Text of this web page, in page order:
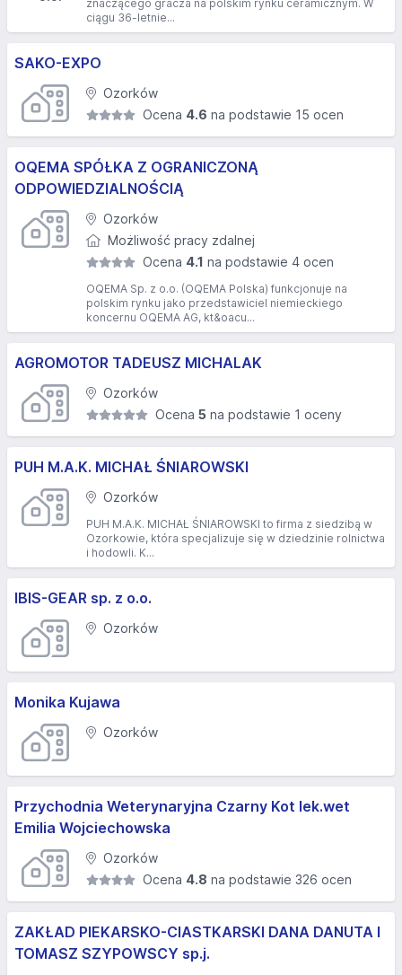
znaczącego gracza na polskim rynku ceramicznym. W
ciągu 36-letnie...
SAKO-EXPO
Ozorków
Ocena 4.6 na podstawie 15 ocen
OQEMA SPÓŁKA Z OGRANICZONĄ
ODPOWIEDZIALNOŚCIĄ
Ozorków
Możliwość pracy zdalnej
Ocena 4.1 na podstawie 4 ocen
OQEMA Sp. z o.o. (OQEMA Polska) funkcjonuje na
polskim rynku jako przedstawiciel niemieckiego
koncernu OQEMA AG, kt&oacu...
AGROMOTOR TADEUSZ MICHALAK
Ozorków
Ocena 5 na podstawie 1 oceny
PUH M.A.K. MICHAŁ ŚNIAROWSKI
Ozorków
PUH M.A.K. MICHAŁ ŚNIAROWSKI to firma z siedzibą w
Ozorkowie, która specjalizuje się w dziedzinie rolnictwa
i hodowli. K...
IBIS-GEAR sp. z o.o.
Ozorków
Monika Kujawa
Ozorków
Przychodnia Weterynaryjna Czarny Kot lek.wet
Emilia Wojciechowska
Ozorków
Ocena 4.8 na podstawie 326 ocen
ZAKŁAD PIEKARSKO-CIASTKARSKI DANA DANUTA I
TOMASZ SZYPOWSCY sp.j.